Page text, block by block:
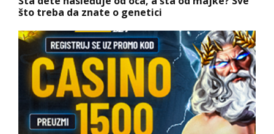
što treba da znate o genetici